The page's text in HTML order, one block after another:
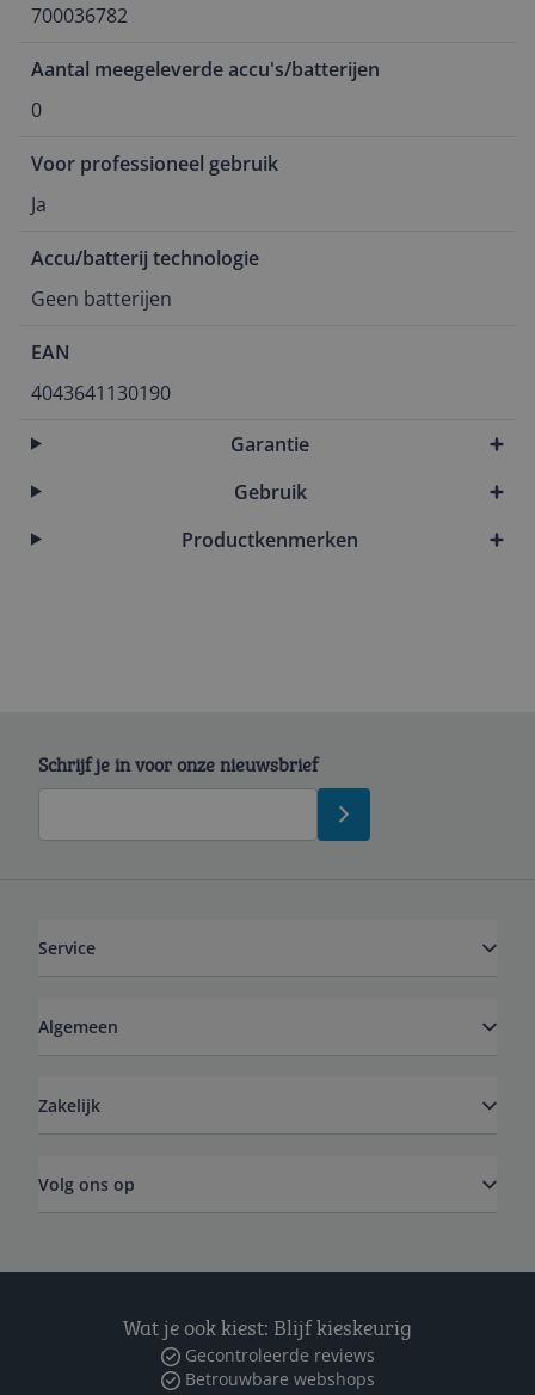
700036782
Aantal meegeleverde accu's/batterijen
0
Voor professioneel gebruik
Ja
Accu/batterij technologie
Geen batterijen
EAN
4043641130190
Garantie
Gebruik
Productkenmerken
Schrijf je in voor onze nieuwsbrief
Service
Algemeen
Zakelijk
Volg ons op
Wat je ook kiest: Blijf kieskeurig
Gecontroleerde reviews
Betrouwbare webshops